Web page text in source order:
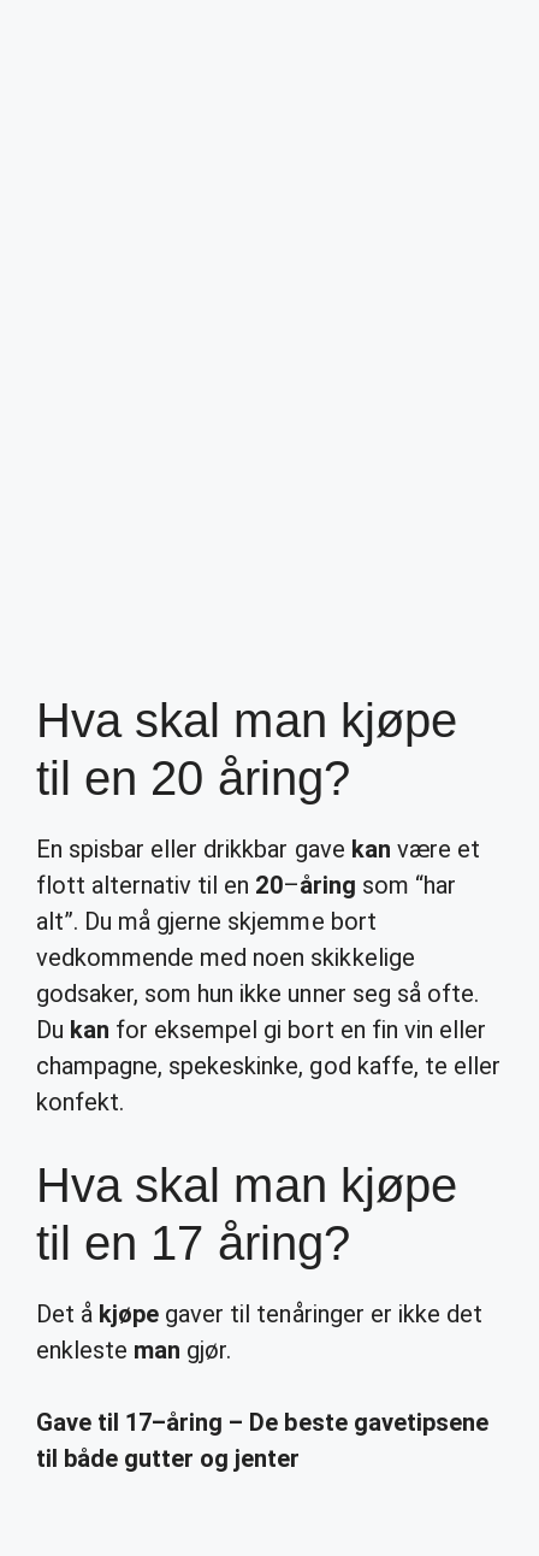
Hva skal man kjøpe
til en 20 åring?
En spisbar eller drikkbar gave kan være et
flott alternativ til en 20–åring som “har
alt”. Du må gjerne skjemme bort
vedkommende med noen skikkelige
godsaker, som hun ikke unner seg så ofte.
Du kan for eksempel gi bort en fin vin eller
champagne, spekeskinke, god kaffe, te eller
konfekt.
Hva skal man kjøpe
til en 17 åring?
Det å kjøpe gaver til tenåringer er ikke det
enkleste man gjør.
Gave til 17–åring – De beste gavetipsene
til både gutter og jenter